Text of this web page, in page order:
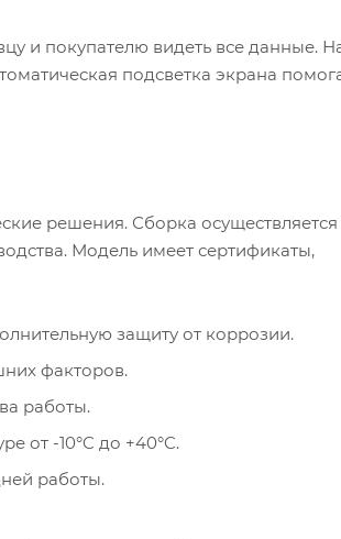
и покупателю видеть все данные.
подсветка экрана
решения. Сборка осуществляется
Модель имеет сертификаты,
защиту от коррозии.
факторов.
работы.
от -10°C до +40°C.
работы.